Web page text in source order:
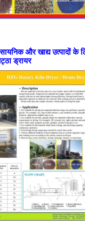
और खाद्य उत्पादों के
ड्रायर